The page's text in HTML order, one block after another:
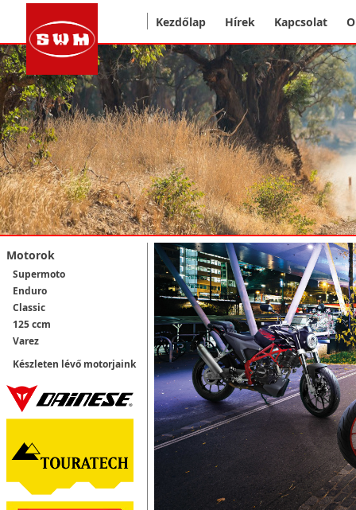
Kezdőlap Hírek Kapcsolat
Motorok
Supermoto
Enduro
Classic
125 ccm
Varez
Készleten lévő motorjaink